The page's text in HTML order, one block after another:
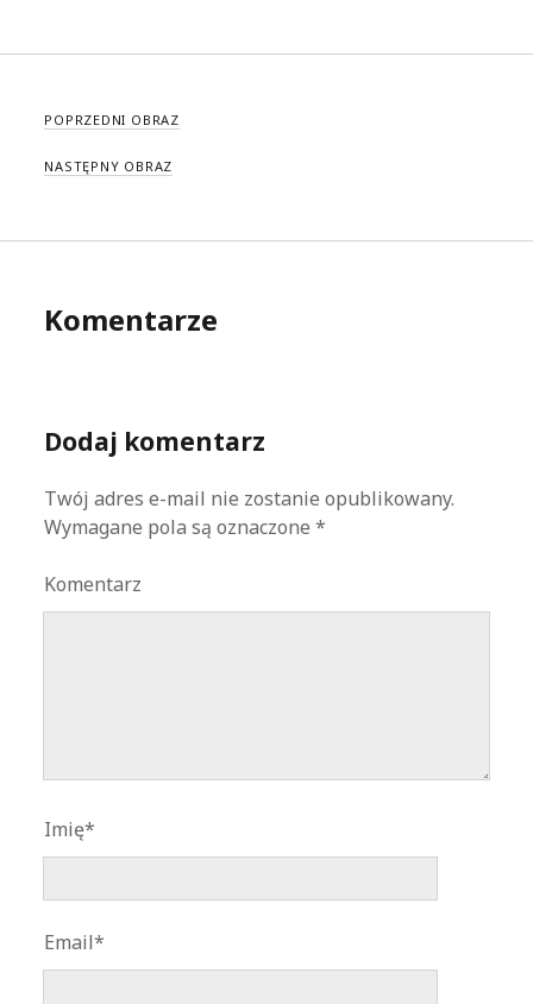
POPRZEDNI OBRAZ
NASTĘPNY OBRAZ
Komentarze
Dodaj komentarz
Twój adres e-mail nie zostanie opublikowany.
Wymagane pola są oznaczone*
Komentarz
Imię*
Email*